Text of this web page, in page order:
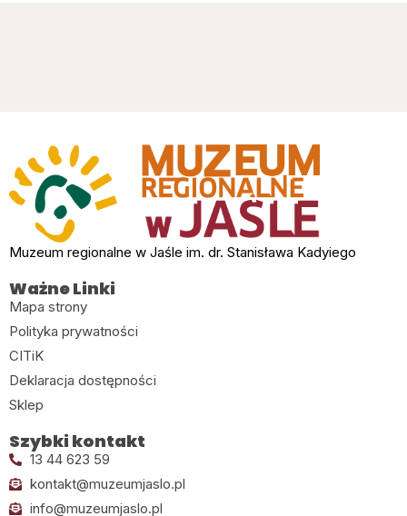
Muzeum regionalne w Jaśle im. dr. Stanisława Kadyiego
Ważne Linki
Mapa strony
Polityka prywatności
CITiK
Deklaracja dostępności
Sklep
Szybki kontakt
13 44 623 59
kontakt@muzeumjaslo.pl
info@muzeumjaslo.pl